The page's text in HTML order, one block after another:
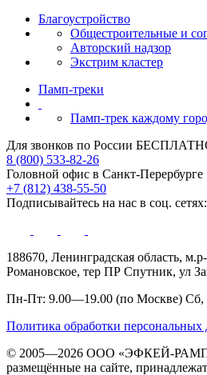
Благоустройство
Общестроительные и
Авторский надзор
Экстрим кластер
Памп‑треки
Памп-трек каждому
Для звонков по России
8 (800) 533-82-26
Головной офис в Санкт-Перербурге
+7 (812) 438-55-50
Подписывайтесь на нас в соц. сетях:
188670, Ленинградская область,
Романовское, тер ПР Спутник, ул
Пн-Пт: 9.00—19.00 (по Москве) Сб,
Политика обработки
© 2005—2026 ООО «ЭФКЕЙ-
размещённые на сайте,